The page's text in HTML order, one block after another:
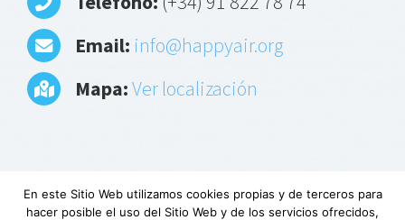
Email: info@happyair.org
Mapa:Ver localización
En este Sitio Web utilizamos cookies propias y de terceros para
hacer posible el uso del Sitio Web y de los servicios ofrecidos,